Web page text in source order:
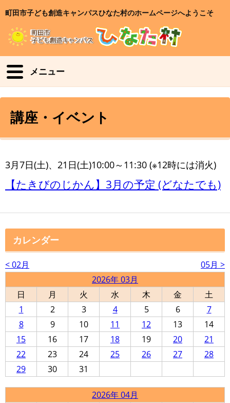
町田市子ども創造キャンパスひなた村のホームページへようこそ
メニュー
講座・イベント
3月7日(土)、21日(土)10:00～11:30 (※12時には消火)
【たきびのじかん】3月の予定 (どなたでも)
カレンダー
< 02月
05月 >
2026年 03月
日
月 火 水 木 金
土
1
2 3 4 5 6
7
8
9 10 11 12 13
14
15
16 17 18 19 20
21
22
23 24 25 26 27
28
29
30 31
2026年 04月